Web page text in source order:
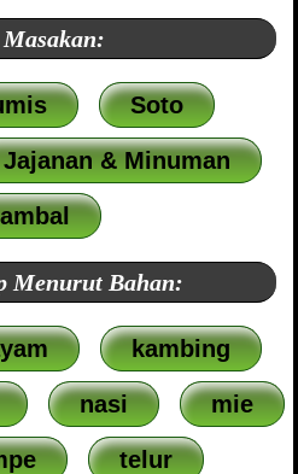
Soto
Jajanan & Minuman
Menurut Bahan:
kambing
nasi mie
telur